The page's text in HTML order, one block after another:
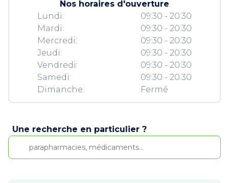
Nos horaires d'ouverture
Lundi:
Mardi:
Mercredi:
Jeudi:
Vendredi:
Samedi:
Dimanche:
09:30 - 20:30
09:30 - 20:30
09:30 - 20:30
09:30 - 20:30
09:30 - 20:30
09:30 - 20:30
Fermé
Une recherche en particulier ?